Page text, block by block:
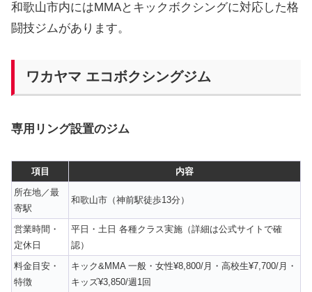
和歌山市内にはMMAとキックボクシングに対応した格
闘技ジムがあります。
ワカヤマ エコボクシングジム
専用リング設置のジム
項目
内容
所在地／最
寄駅
和歌山市（神前駅徒歩13分）
営業時間・
定休日
平日・土日 各種クラス実施（詳細は公式サイトで確
認）
料金目安・
特徴
キック&MMA 一般・女性¥8,800/月・高校生¥7,700/月・
キッズ¥3,850/週1回